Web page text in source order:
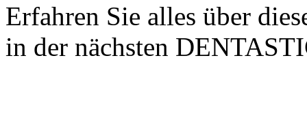
Erfahren Sie alles über
in der nächsten